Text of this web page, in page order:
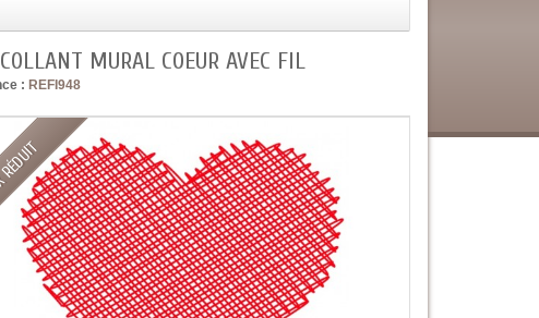
MURAL COEUR AVEC FIL
: REFI948